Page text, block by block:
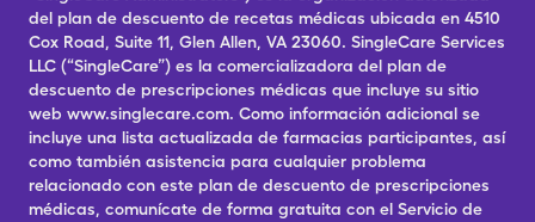
del plan de descuento de recetas médicas ubicada en 4510
Cox Road, Suite 11, Glen Allen, VA 23060. SingleCare Services
LLC (“SingleCare”) es la comercializadora del plan de
descuento de prescripciones médicas que incluye su sitio
web www.singlecare.com. Como información adicional se
incluye una lista actualizada de farmacias participantes, así
como también asistencia para cualquier problema
relacionado con este plan de descuento de prescripciones
médicas, comunícate de forma gratuita con el Servicio de